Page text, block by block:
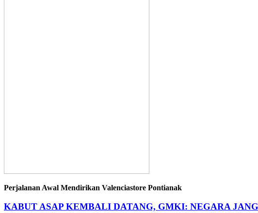
Perjalanan Awal Mendirikan Valenciastore Pontianak
KABUT ASAP KEMBALI DATANG, GMKI: NEGARA